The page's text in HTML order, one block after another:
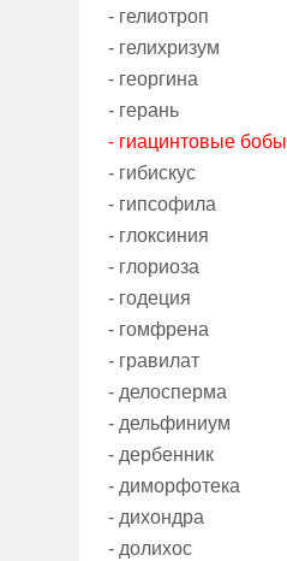
- гелиотроп
- гелихризум
- георгина
- герань
- гиацинтовые бобы
- гибискус
- гипсофила
- глоксиния
- глориоза
- годеция
- гомфрена
- гравилат
- делосперма
- дельфиниум
- дербенник
- диморфотека
- дихондра
- долихос